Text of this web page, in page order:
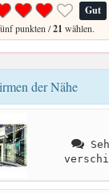
Gut
punkten /21 wählen.
der Nähe